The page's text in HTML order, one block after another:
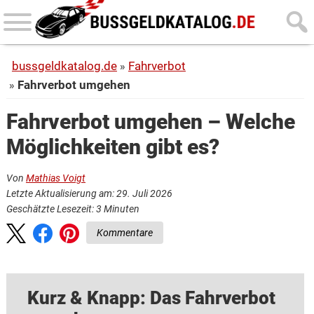
Skip
to
content
Skip
to
sidebar
bussgeldkatalog.de
Fahrverbot
Fahrverbot umgehen
Fahrverbot umgehen – Welche
Möglichkeiten gibt es?
Von Mathias Voigt
Letzte Aktualisierung am: 29. Juli 2026
Geschätzte Lesezeit:3 Minuten
Kommentare
Kurz & Knapp: Das Fahrverbot